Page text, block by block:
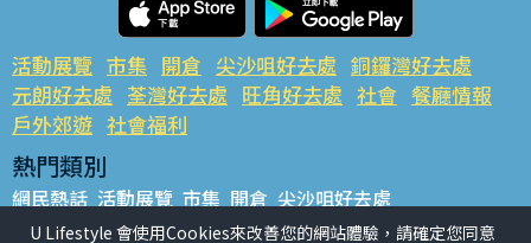
活動展覽 市集 開倉 尖沙咀好去處 銅鑼灣好去處
元朗好去處 荃灣好去處 旺角好去處 社會 餐廳情報
戶外郊遊 社會福利
熱門類別
網民熱話 活動展覽 市集 開倉 尖沙咀好去處
銅鑼灣好去處 元朗好去處 荃灣好去處 旺角好去處 社會
U Lifestyle 會使用Cookies來改善您的網站體驗，請確定您同意